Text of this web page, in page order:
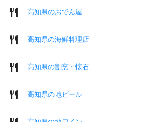
高知県のおでん屋
高知県の海鮮料理店
高知県の割烹・懐石
高知県の地ビール